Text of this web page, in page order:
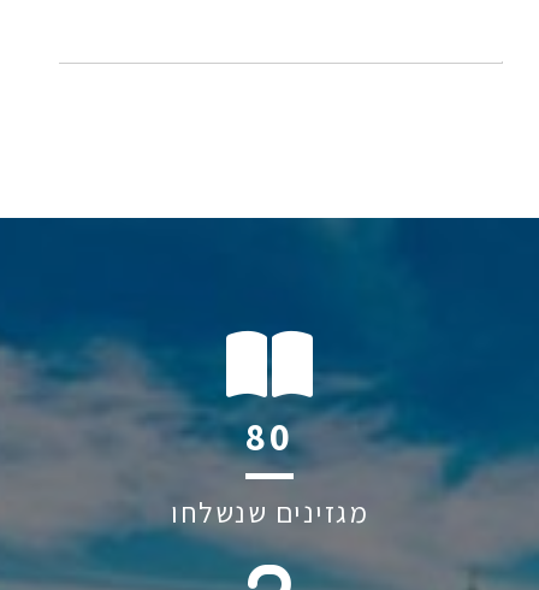
135
מגזינים שנשלחו